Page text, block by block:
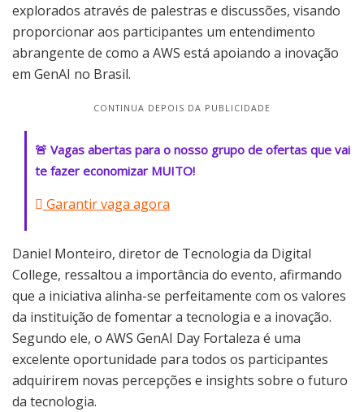
explorados através de palestras e discussões, visando
proporcionar aos participantes um entendimento
abrangente de como a AWS está apoiando a inovação
em GenAI no Brasil.
CONTINUA DEPOIS DA PUBLICIDADE
🚨 Vagas abertas para o nosso grupo de ofertas que vai
te fazer economizar MUITO!
Garantir vaga agora
Daniel Monteiro, diretor de Tecnologia da Digital
College, ressaltou a importância do evento, afirmando
que a iniciativa alinha-se perfeitamente com os valores
da instituição de fomentar a tecnologia e a inovação.
Segundo ele, o AWS GenAI Day Fortaleza é uma
excelente oportunidade para todos os participantes
adquirirem novas percepções e insights sobre o futuro
da tecnologia.